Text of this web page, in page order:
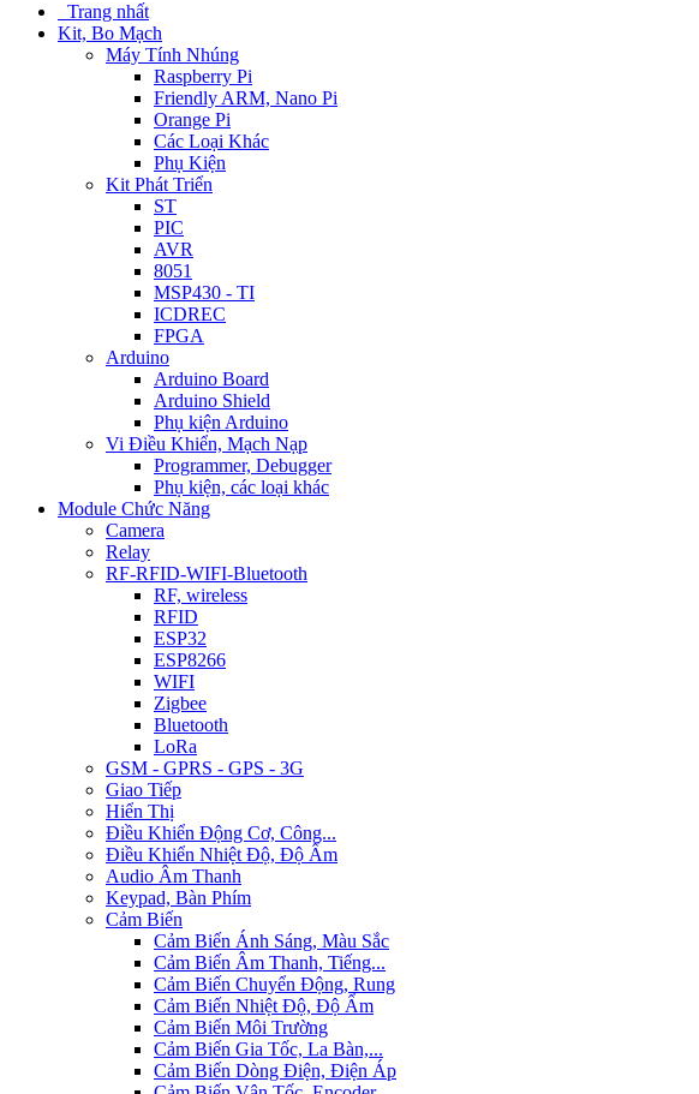
Trang nhất
Kit, Bo Mạch
Máy Tính Nhúng
Raspberry Pi
Friendly ARM, Nano Pi
Orange Pi
Các Loại Khác
Phụ Kiện
Kit Phát Triển
ST
PIC
AVR
8051
MSP430 - TI
ICDREC
FPGA
Arduino
Arduino Board
Arduino Shield
Phụ kiện Arduino
Vi Điều Khiển, Mạch Nạp
Programmer, Debugger
Phụ kiện, các loại khác
Module Chức Năng
Camera
Relay
RF-RFID-WIFI-Bluetooth
RF, wireless
RFID
ESP32
ESP8266
WIFI
Zigbee
Bluetooth
LoRa
GSM - GPRS - GPS - 3G
Giao Tiếp
Hiển Thị
Điều Khiển Động Cơ, Công...
Điều Khiển Nhiệt Độ, Độ Ẩm
Audio Âm Thanh
Keypad, Bàn Phím
Cảm Biến
Cảm Biến Ánh Sáng, Màu Sắc
Cảm Biến Âm Thanh, Tiếng...
Cảm Biến Chuyển Động, Rung
Cảm Biến Nhiệt Độ, Độ Ẩm
Cảm Biến Môi Trường
Cảm Biến Gia Tốc, La Bàn,...
Cảm Biến Dòng Điện, Điện Áp